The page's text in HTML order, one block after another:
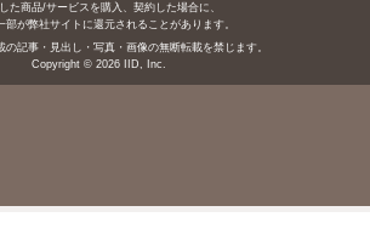
た商品/サービスを購入、契約した場合に、
部が弊社サイトに還元されることがあります。
の記事・見出し・写真・画像の無断転載を禁じます。
Copyright © 2026 IID, Inc.